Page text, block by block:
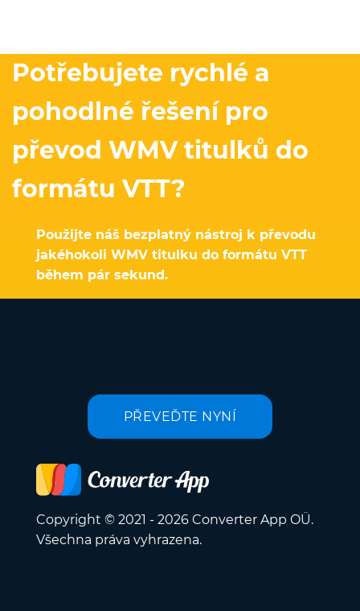
Potřebujete rychlé a
pohodlné řešení pro
převod WMV titulků do
formátu VTT?
Použijte náš bezplatný nástroj k převodu
jakéhokoli WMV titulku do formátu VTT
během pár sekund.
PŘEVEĎTE NYNÍ
Copyright © 2021 - 2026 Converter App OÜ.
Všechna práva vyhrazena.